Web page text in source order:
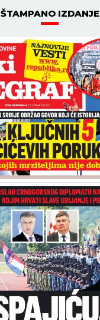
ŠTAMPANO IZDANJE